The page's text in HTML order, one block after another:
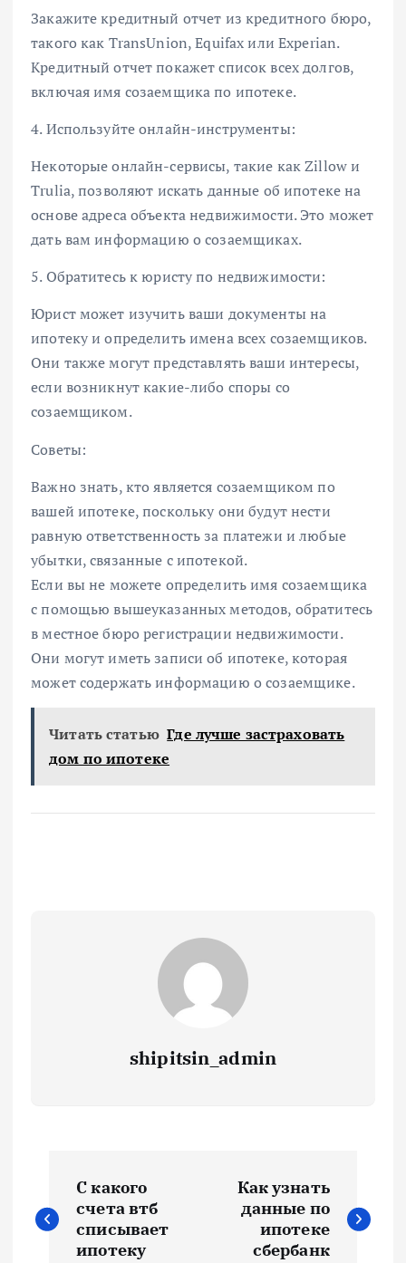
Закажите кредитный отчет из кредитного бюро,
такого как TransUnion, Equifax или Experian.
Кредитный отчет покажет список всех долгов,
включая имя созаемщика по ипотеке.
4. Используйте онлайн-инструменты:
Некоторые онлайн-сервисы, такие как Zillow и
Trulia, позволяют искать данные об ипотеке на
основе адреса объекта недвижимости. Это может
дать вам информацию о созаемщиках.
5. Обратитесь к юристу по недвижимости:
Юрист может изучить ваши документы на
ипотеку и определить имена всех созаемщиков.
Они также могут представлять ваши интересы,
если возникнут какие-либо споры со
созаемщиком.
Советы:
Важно знать, кто является созаемщиком по
вашей ипотеке, поскольку они будут нести
равную ответственность за платежи и любые
убытки, связанные с ипотекой.
Если вы не можете определить имя созаемщика
с помощью вышеуказанных методов, обратитесь
в местное бюро регистрации недвижимости.
Они могут иметь записи об ипотеке, которая
может содержать информацию о созаемщике.
Читать статью Где лучше застраховать
дом по ипотеке
shipitsin_admin
а
С какого
счета втб
списывает
ипотеку
Как узнать
данные по
ипотеке
сбербанк